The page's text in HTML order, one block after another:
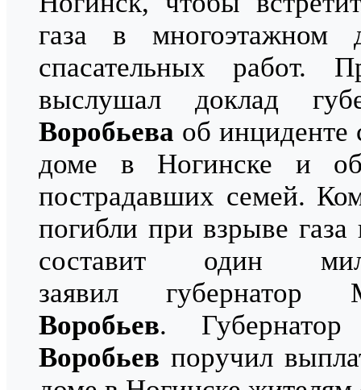
газа в многоэтажном
спасательных работ.
выслушал доклад
Воробьева об инциденте
доме в Ногинске и
пострадавших семей.
погибли при взрыве
составит один
заявил
Воробьев.
Воробьев поручил